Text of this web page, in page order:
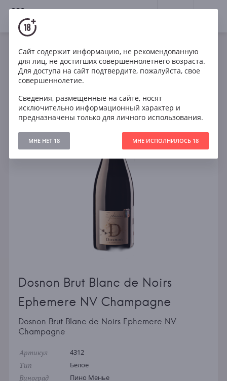
18+
Игристое Белое
Франция
Dosnon Brut Blanc de Noirs Ephemere NV Champagne
Dosnon Brut Blanc de Noirs
Ephemere NV Champagne
Dosnon Brut Blanc de Noirs Ephemere NV
Champagne
Артикул 4312
Тип Белое
Виноград Пино Менье
Сайт содержит информацию, не рекомендованную
для лиц, не достигших совершеннолетнего возраста.
Для доступа на сайт подтвердите, пожалуйста, свое
совершеннолетие.
Сведения, размещенные на сайте, носят
исключительно информационный характер и
предназначены только для личного использования.
МНЕ НЕТ 18 МНЕ ИСПОЛНИЛОСЬ 18